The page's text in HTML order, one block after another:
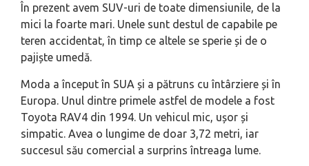
În prezent avem SUV-uri de toate dimensiunile, de la
mici la foarte mari. Unele sunt destul de capabile pe
teren accidentat, în timp ce altele se sperie și de o
pajiște umedă.
Moda a început în SUA și a pătruns cu întârziere și în
Europa. Unul dintre primele astfel de modele a fost
Toyota RAV4 din 1994. Un vehicul mic, ușor și
simpatic. Avea o lungime de doar 3,72 metri, iar
succesul său comercial a surprins întreaga lume.